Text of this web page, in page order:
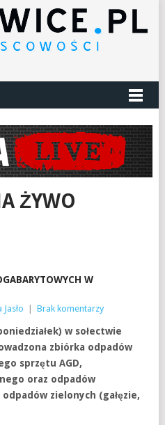
ŻYWO
W
Brak komentarzy
w sołectwie
zbiórka odpadów
sprzętu AGD,
oraz odpadów
zielonych (gałęzie,